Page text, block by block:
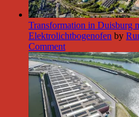
Transformation in Duisburg
Elektrolichtbogenofen by
Comment